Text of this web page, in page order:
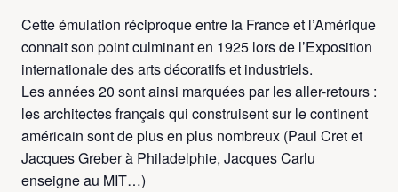
Cette émulation réciproque entre la France et l’Amérique
connait son point culminant en 1925 lors de l’Exposition
internationale des arts décoratifs et industriels.
Les années 20 sont ainsi marquées par les aller-retours :
les architectes français qui construisent sur le continent
américain sont de plus en plus nombreux (Paul Cret et
Jacques Greber à Philadelphie, Jacques Carlu
enseigne au MIT…)